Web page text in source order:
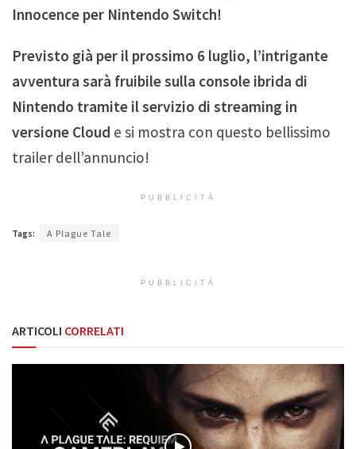
Innocence per Nintendo Switch!
Previsto già per il prossimo 6 luglio, l’intrigante
avventura sarà fruibile sulla console ibrida di
Nintendo tramite il servizio di streaming in
versione Cloud e si mostra con questo bellissimo
trailer dell’annuncio!
PUBBLICITÀ
Tags: A Plague Tale
PUBBLICITÀ
ARTICOLI CORRELATI